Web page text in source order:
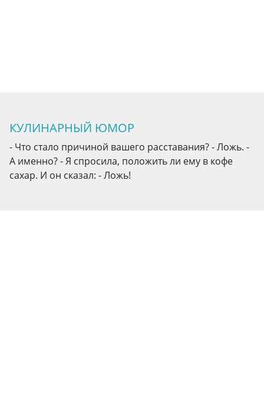
КУЛИНАРНЫЙ ЮМОР
- Что стало причиной вашего расставания? - Ложь. -
А именно? - Я спросила, положить ли ему в кофе
сахар. И он сказал: - Ложь!